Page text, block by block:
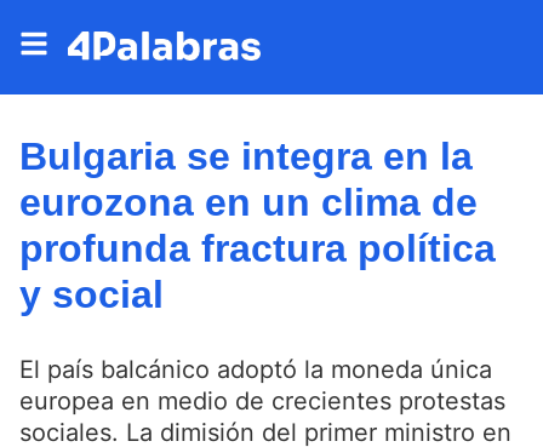
Bulgaria se integra en la
eurozona en un clima de
profunda fractura política
y social
El país balcánico adoptó la moneda única
europea en medio de crecientes protestas
sociales. La dimisión del primer ministro en